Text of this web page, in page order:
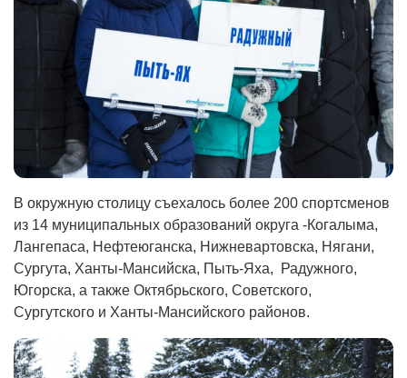
В окружную столицу съехалось более 200 спортсменов
из 14 муниципальных образований округа -Когалыма,
Лангепаса, Нефтеюганска, Нижневартовска, Нягани,
Сургута, Ханты-Мансийска, Пыть-Яха, Радужного,
Югорска, а также Октябрьского, Советского,
Сургутского и Ханты-Мансийского районов.